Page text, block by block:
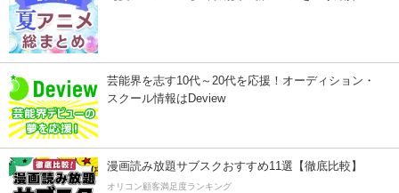
芸能界を志す10代～20代を応援！オーディション・
スクール情報はDeview
漫画読み放題サブスクおすすめ11選【徹底比較】
オリコン顧客満足度ランキング